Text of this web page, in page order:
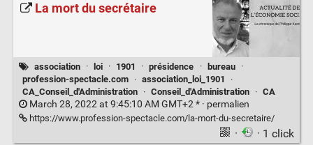
La mort du secrétaire
association · loi · 1901 · présidence · bureau
·
profession-spectacle.com
· association_loi_1901
·
CA_Conseil_d'Administration
· Conseil_d'Administration · CA
March 28, 2022 at 9:45:10 AM GMT+2 * · permalien
https://www.profession-spectacle.com/la-mort-du-secretaire/
· · 1 click